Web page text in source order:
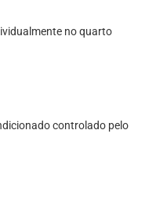
no quarto
controlado pelo